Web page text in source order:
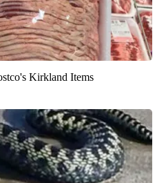
Kirkland Items